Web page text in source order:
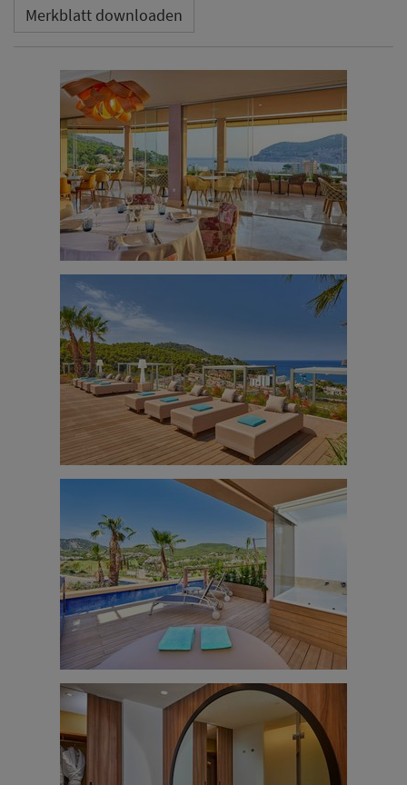
Merkblatt downloaden